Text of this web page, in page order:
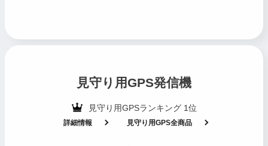
見守り用GPS発信機
見守り用GPSランキング 1位
詳細情報 見守り用GPS全商品